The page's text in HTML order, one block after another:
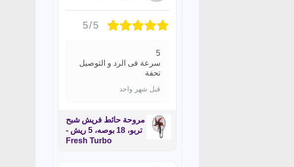
5/5
5
سرعة فى الرد و التوصيل
تحفة
قبل شهر واحد
مروحة حائط فريش شبح
تربو، 18 بوصه، 5 ريش -
Fresh Turbo